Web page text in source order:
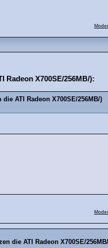
X700SE/256MB/):
ATI Radeon X700SE/256MB/)
die ATI Radeon X700SE/